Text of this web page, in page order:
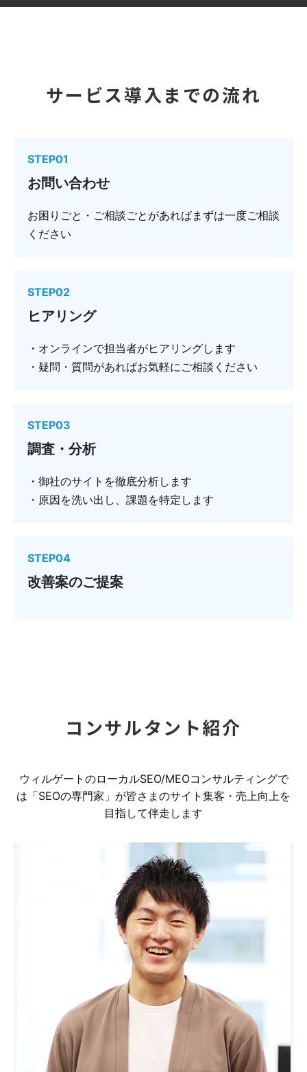
サービス導入までの流れ
STEP01
お問い合わせ
お困りごと・ご相談ごとがあればまずは一度ご相談
ください
STEP02
ヒアリング
・オンラインで担当者がヒアリングします
・疑問・質問があればお気軽にご相談ください
STEP03
調査・分析
・御社のサイトを徹底分析します
・原因を洗い出し、課題を特定します
STEP04
改善案のご提案
コンサルタント紹介
ウィルゲートのローカルSEO/MEOコンサルティングで
は「SEOの専門家」が皆さまのサイト集客・売上向上を
目指して伴走します